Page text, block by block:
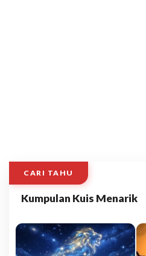
CARI TAHU
Kumpulan Kuis Menarik